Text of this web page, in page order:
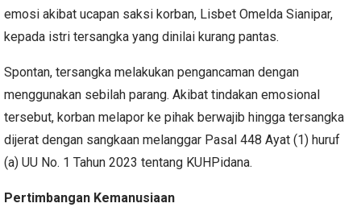
emosi akibat ucapan saksi korban, Lisbet Omelda Sianipar,
kepada istri tersangka yang dinilai kurang pantas.
Spontan, tersangka melakukan pengancaman dengan
menggunakan sebilah parang. Akibat tindakan emosional
tersebut, korban melapor ke pihak berwajib hingga tersangka
dijerat dengan sangkaan melanggar Pasal 448 Ayat (1) huruf
(a) UU No. 1 Tahun 2023 tentang KUHPidana.
Pertimbangan Kemanusiaan